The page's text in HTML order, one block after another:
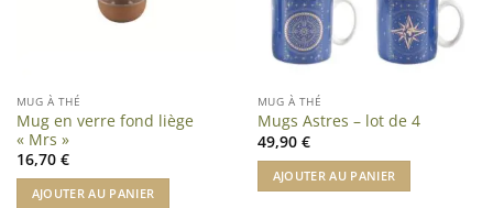
MUG À THÉ
Mug en verre fond liège
« Mrs »
16,70 €
AJOUTER AU PANIER
MUG À THÉ
Mugs Astres – lot de 4
49,90 €
AJOUTER AU PANIER